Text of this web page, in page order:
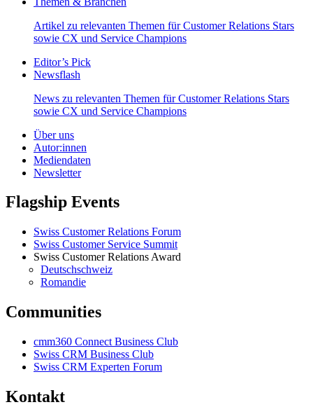
Artikel zu relevanten Themen für Customer Relations Stars
sowie CX und Service Champions
Editor’s Pick
Newsflash
News zu relevanten Themen für Customer Relations Stars
sowie CX und Service Champions
Über uns
Autor:innen
Mediendaten
Newsletter
Flagship Events
Swiss Customer Relations Forum
Swiss Customer Service Summit
Swiss Customer Relations Award
Deutschschweiz
Romandie
Communities
cmm360 Connect Business Club
Swiss CRM Business Club
Swiss CRM Experten Forum
Kontakt